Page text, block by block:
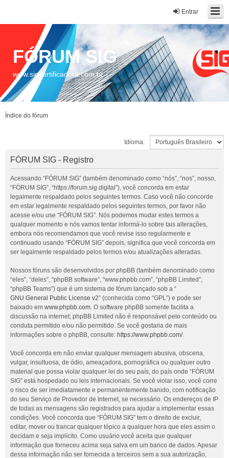
Entrar
FÓRUM SIG
www.sigcertificadora.com.br
Índice do fórum
Idioma:
FÓRUM SIG - Registro
Acessando “FÓRUM SIG” (também denominado como “nós”, “nos”, nosso,
“FÓRUM SIG”, “https://forum.sig.digital”), você concorda em estar
legalmente respaldado pelos seguintes termos. Caso você não concorde
em estar legalmente respaldado pelos seguintes termos, por favor não
acesse e/ou use “FÓRUM SIG”. Nós podemos mudar estes termos a
qualquer momento e nós vamos tentar informá-lo sobre tais alterações,
embora nós recomendamos que você revise isso regularmente e
continuado usando “FÓRUM SIG” depois, significa que você concorda em
ser legalmente respaldado pelos termos e/ou atualizações alteradas.
Nossos fóruns são desenvolvidos por phpBB (também denominado como
“eles”, “deles”, “phpBB software”, “www.phpbb.com”, “phpBB Limited”,
“phpBB Teams”) que é um sistema de fórum lançado sob a “
GNU General Public License v2” (conhecida como “GPL”) e pode ser
baixado em www.phpbb.com. O software phpBB somente facilita a
discussão na internet; phpBB Limited não é responsável pelo conteúdo ou
conduta permitido e/ou não permitido. Se você gostaria de mais
informações sobre o phpBB, consulte: https://www.phpbb.com/.
Você concorda em não enviar qualquer mensagem abusiva, obscena,
vulgar, insultuosa, de ódio, ameaçadora, pornográfica ou qualquer outro
material que possa violar qualquer lei do seu país, do país onde “FÓRUM
SIG” está hospedado ou leis internacionais. Se você violar isso, você corre
o risco de ser imediatamente e permanentemente banido, com notificação
do seu Serviço de Provedor de Internet, se necessário. Os endereços de IP
de todas as mensagens são registrados para ajudar a implementar essas
condições. Você concorda que “FÓRUM SIG” tem o direito de excluir,
editar, mover ou trancar qualquer tópico a qualquer hora que eles assim o
decidam e seja implícito. Como usuário você aceita que qualquer
informação que forneceu acima seja salva em um banco de dados. Apesar
dessa informação não ser fornecida a terceiros sem a sua autorização,